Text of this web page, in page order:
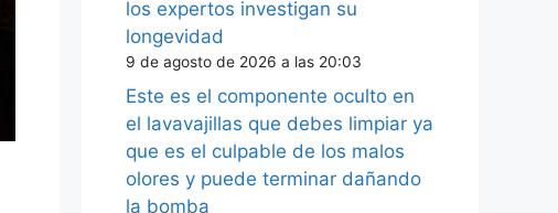
los expertos investigan su
longevidad
9 de agosto de 2026 a las 20:03
Este es el componente oculto en
el lavavajillas que debes limpiar ya
que es el culpable de los malos
olores y puede terminar dañando
la bomba